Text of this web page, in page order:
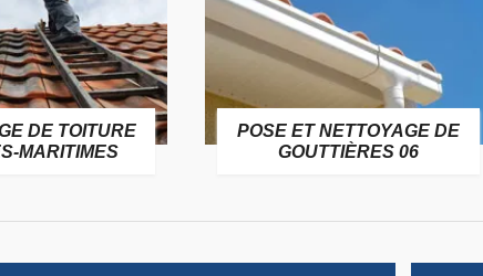
DE TOITURE
MARITIMES
POSE ET NETTOYAGE DE
GOUTTIÈRES 06